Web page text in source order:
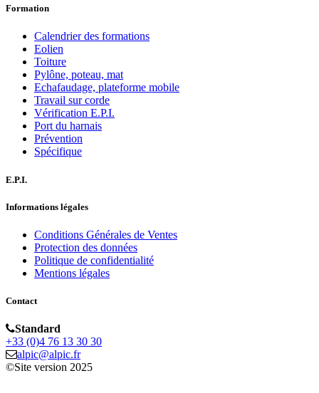
Formation
Calendrier des formations
Eolien
Toiture
Pylône, poteau, mat
Echafaudage, plateforme mobile
Travail sur corde
Vérification E.P.I.
Port du harnais
Prévention
Spécifique
E.P.I.
Informations légales
Conditions Générales de Ventes
Protection des données
Politique de confidentialité
Mentions légales
Contact
Standard
+33 (0)4 76 13 30 30
alpic@alpic.fr
©Site version 2025